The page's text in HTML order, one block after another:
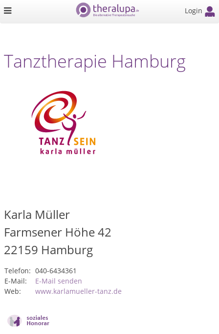
Login
Tanztherapie Hamburg
Karla Müller
Farmsener Höhe 42
22159 Hamburg
Telefon: 040-6434361
E-Mail:
E-Mail senden
Web:
www.karlamueller-tanz.de